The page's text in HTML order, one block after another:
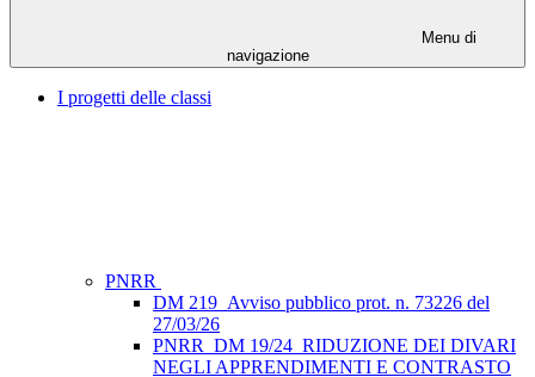
Menu di
navigazione
I progetti delle classi
PNRR
DM 219_Avviso pubblico prot. n. 73226 del
27/03/26
PNRR_DM 19/24_RIDUZIONE DEI DIVARI
NEGLI APPRENDIMENTI E CONTRASTO